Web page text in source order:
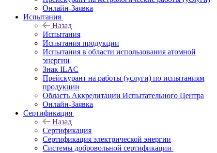
Онлайн-Заявка
Испытания
Назад
Испытания
Испытания продукции
Испытания в области использования атомной
энергии
Знак ILAC
Прейскурант на работы (услуги) по испытаниям
продукции
Область Аккредитации Испытательного Центра
Онлайн-Заявка
Сертификация
Назад
Сертификация
Сертификация электрической энергии
Системы добровольной сертификации